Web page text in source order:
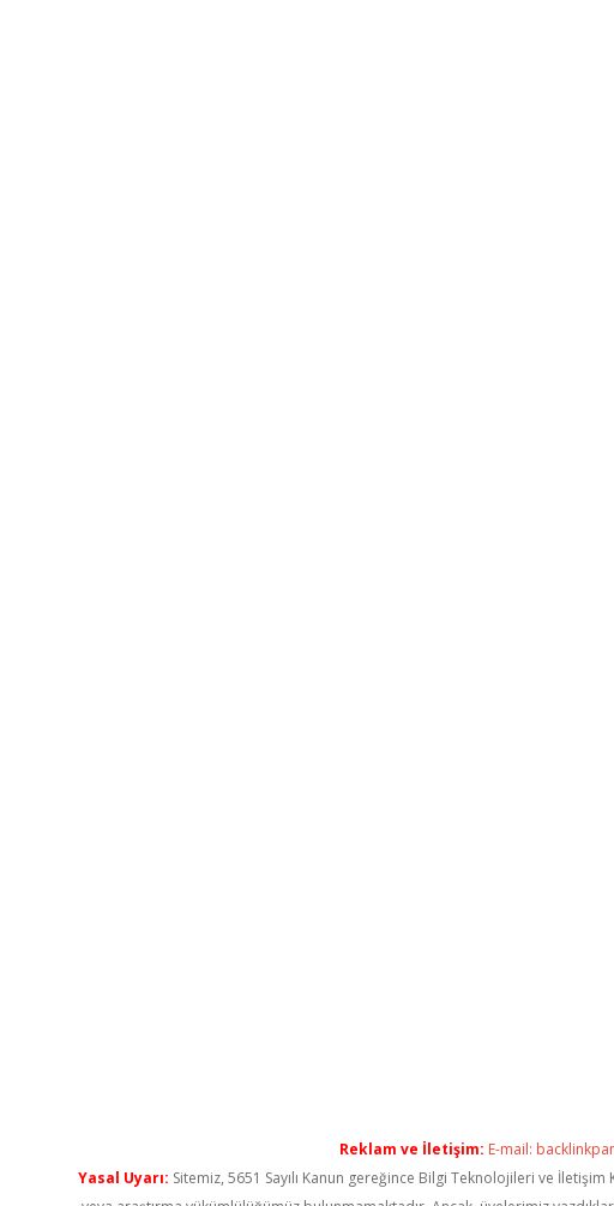
Reklam ve İletişim: E-mail:
Yasal Uyarı: Sitemiz, 5651 Sayılı Kanun gereğince Bilgi Teknolojileri ve